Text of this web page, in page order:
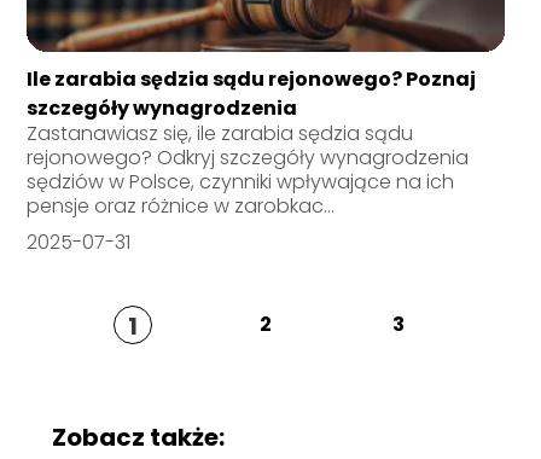
Ile zarabia sędzia sądu rejonowego? Poznaj
szczegóły wynagrodzenia
Zastanawiasz się, ile zarabia sędzia sądu
rejonowego? Odkryj szczegóły wynagrodzenia
sędziów w Polsce, czynniki wpływające na ich
pensje oraz różnice w zarobkac...
2025-07-31
1 2 3
Zobacz także: